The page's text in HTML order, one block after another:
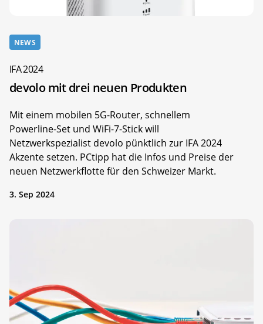
NEWS
IFA 2024
devolo mit drei neuen Produkten
Mit einem mobilen 5G-Router, schnellem
Powerline-Set und WiFi-7-Stick will
Netzwerkspezialist devolo pünktlich zur IFA 2024
Akzente setzen. PCtipp hat die Infos und Preise der
neuen Netzwerkflotte für den Schweizer Markt.
3. Sep 2024